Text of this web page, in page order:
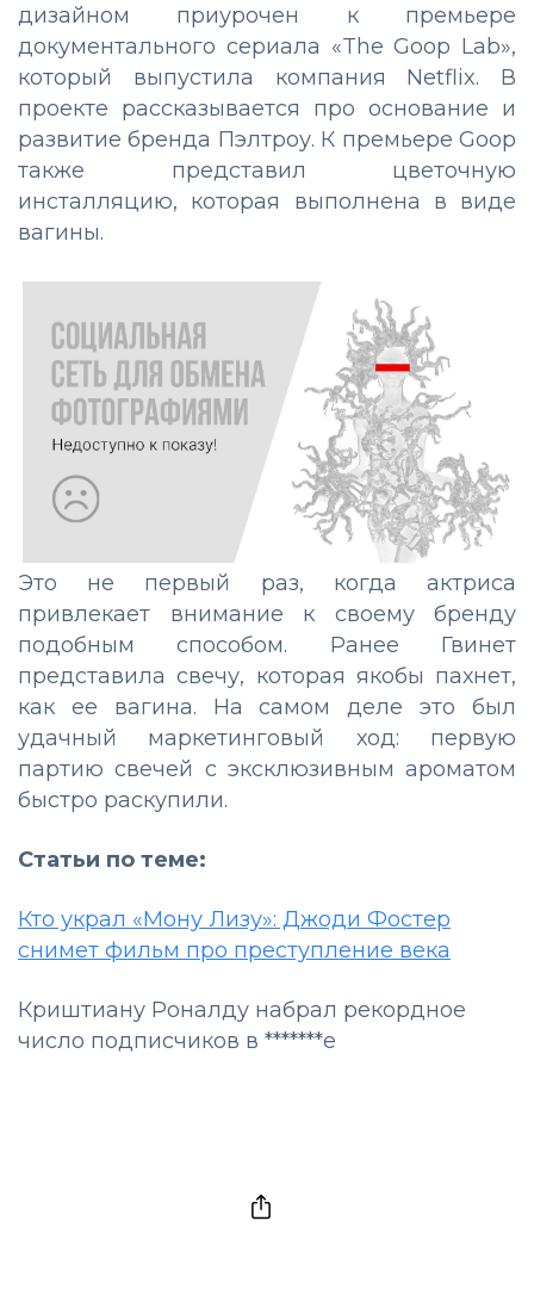
дизайном приурочен к премьере
документального сериала «The Goop Lab»,
который выпустила компания Netflix. В
проекте рассказывается про основание и
развитие бренда Пэлтроу. К премьере Goop
также представил цветочную
инсталляцию, которая выполнена в виде
вагины.
Это не первый раз, когда актриса
привлекает внимание к своему бренду
подобным способом. Ранее Гвинет
представила свечу, которая якобы пахнет,
как ее вагина. На самом деле это был
удачный маркетинговый ход: первую
партию свечей с эксклюзивным ароматом
быстро раскупили.
Статьи по теме:
Кто украл «Мону Лизу»: Джоди Фостер
снимет фильм про преступление века
Криштиану Роналду набрал рекордное
число подписчиков в *******е